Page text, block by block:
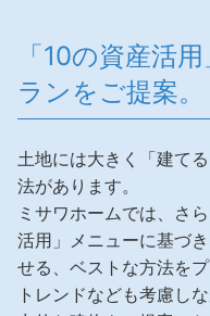
これから
多彩な動画やこだわりが詰
まいづくりを楽しく学べる
ホームラウンジ 新築・戸建
ミサワゼネラルソリューシ
ミサワオーナーズクラブ
中途採用
障がい者採用
ウエルネス事業
海外事業
「10の資産活
ランをご提案。
土地には大きく「建て
法があります。
ミサワホームでは、さ
活用」メニューに基づ
せる、ベストな方法をプ
トレンドなども考慮し